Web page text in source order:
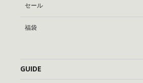
セール
福袋
GUIDE